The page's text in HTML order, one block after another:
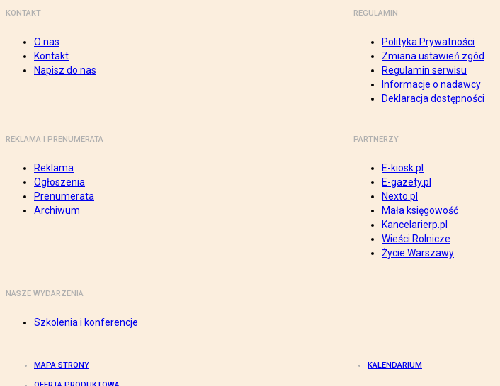
KONTAKT
O nas
Kontakt
Napisz do nas
REGULAMIN
Polityka Prywatności
Zmiana ustawień zgód
Regulamin serwisu
Informacje o nadawcy
Deklaracja dostępności
REKLAMA I PRENUMERATA
Reklama
Ogłoszenia
Prenumerata
Archiwum
PARTNERZY
E-kiosk.pl
E-gazety.pl
Nexto.pl
Mała księgowość
Kancelarierp.pl
Wieści Rolnicze
Życie Warszawy
NASZE WYDARZENIA
Szkolenia i konferencje
MAPA STRONY KALENDARIUM